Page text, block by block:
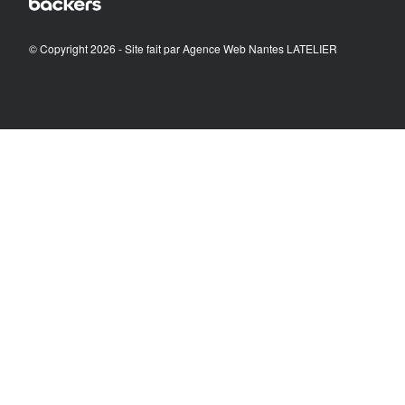
© Copyright 2026 - Site fait parAgence Web Nantes LATELIER